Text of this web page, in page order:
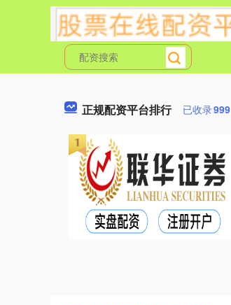
正规配资平台排行 已收录999